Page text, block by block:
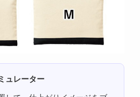
ュレーター